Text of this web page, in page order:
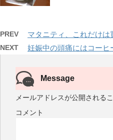
PREV マタニティ、これだけ
NEXT 妊娠中の頭痛にはコーヒ
Message
メールアドレスが公開される
コメント